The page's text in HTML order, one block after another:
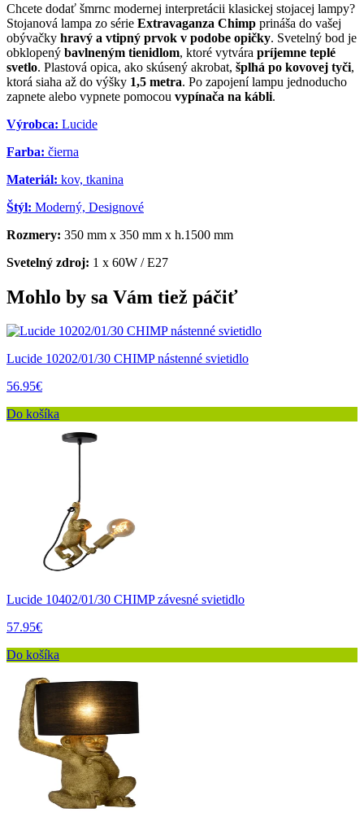
Chcete dodať šmrnc modernej interpretácii klasickej stojacej lampy?
Stojanová lampa zo série Extravaganza Chimp prináša do vašej
obývačky hravý a vtipný prvok v podobe opičky. Svetelný bod je
obklopený bavlneným tienidlom, ktoré vytvára príjemne teplé
svetlo. Plastová opica, ako skúsený akrobat, šplhá po kovovej tyči,
ktorá siaha až do výšky 1,5 metra. Po zapojení lampu jednoducho
zapnete alebo vypnete pomocou vypínača na kábli.
Výrobca: Lucide
Farba: čierna
Materiál: kov, tkanina
Štýl: Moderný, Designové
Rozmery: 350 mm x 350 mm x h.1500 mm
Svetelný zdroj: 1 x 60W / E27
Mohlo by sa Vám tiež páčiť
Lucide 10202/01/30 CHIMP nástenné svietidlo
56.95€
Do košíka
Lucide 10402/01/30 CHIMP závesné svietidlo
57.95€
Do košíka